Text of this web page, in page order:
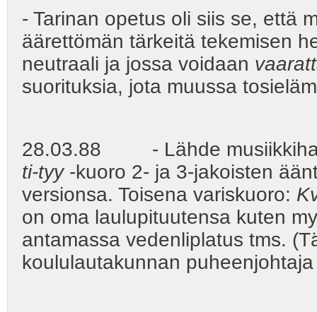
- Tarinan opetus oli siis se, että
äärettömän tärkeitä tekemisen
neutraali ja jossa voidaan
suorituksia, jota muussa
28.03.88 - Lähde
ti-tyy-kuoro 2- ja 3-jakoisten
versionsa. Toisena variskuoro:
on oma laulupituutensa kuten
antamassa vedenliplatus tms.
koululautakunnan